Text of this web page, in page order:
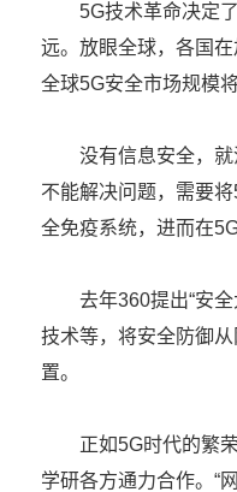
5G技术革命决定
远。放眼全球，各国
全球5G安全市场规模
没有信息安全，
不能解决问题，需要
全免疫系统，进而在
去年360提出“安
技术等，将安全防御
置。
正如5G时代的繁
学研各方通力合作。“